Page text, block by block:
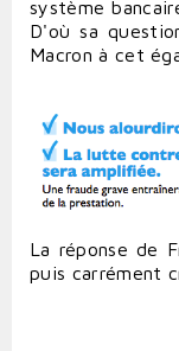
système
D'où sa
Macron à cet
La réponse de
puis carrément